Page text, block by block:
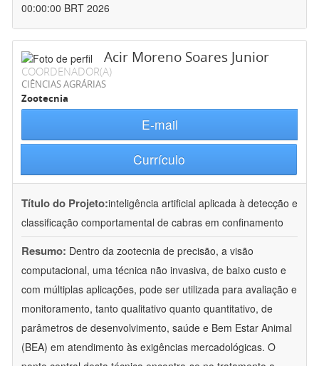
00:00:00 BRT 2026
Acir Moreno Soares Junior
COORDENADOR(A)
CIÊNCIAS AGRÁRIAS
Zootecnia
E-mail
Currículo
Título do Projeto:inteligência artificial aplicada à detecção e
classificação comportamental de cabras em confinamento
Resumo: Dentro da zootecnia de precisão, a visão
computacional, uma técnica não invasiva, de baixo custo e
com múltiplas aplicações, pode ser utilizada para avaliação e
monitoramento, tanto qualitativo quanto quantitativo, de
parâmetros de desenvolvimento, saúde e Bem Estar Animal
(BEA) em atendimento às exigências mercadológicas. O